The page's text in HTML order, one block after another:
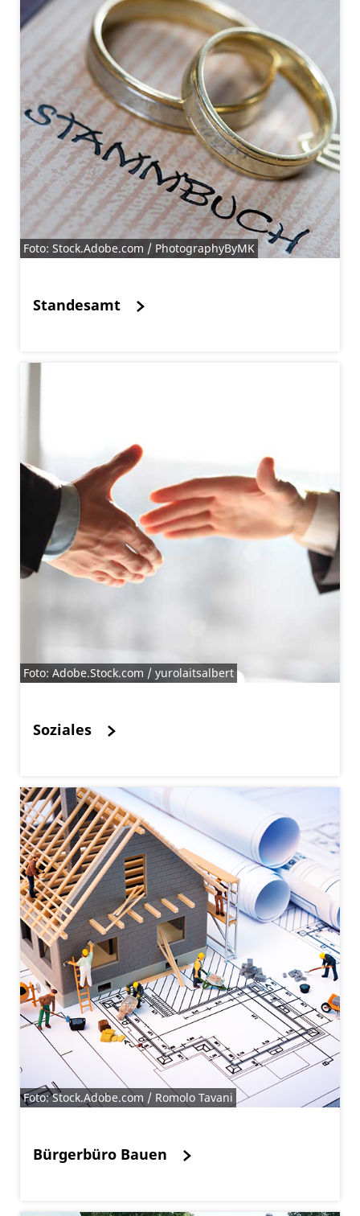
Foto: Stock.Adobe.com / PhotographyByMK
Standesamt
Foto: Adobe.Stock.com / yurolaitsalbert
Soziales
Foto: Stock.Adobe.com / Romolo Tavani
Bürgerbüro Bauen